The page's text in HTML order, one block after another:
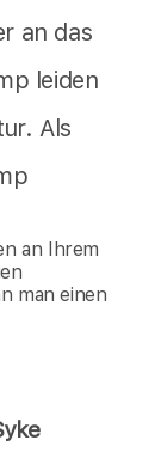
an das
leiden
Als
an Ihrem
man einen